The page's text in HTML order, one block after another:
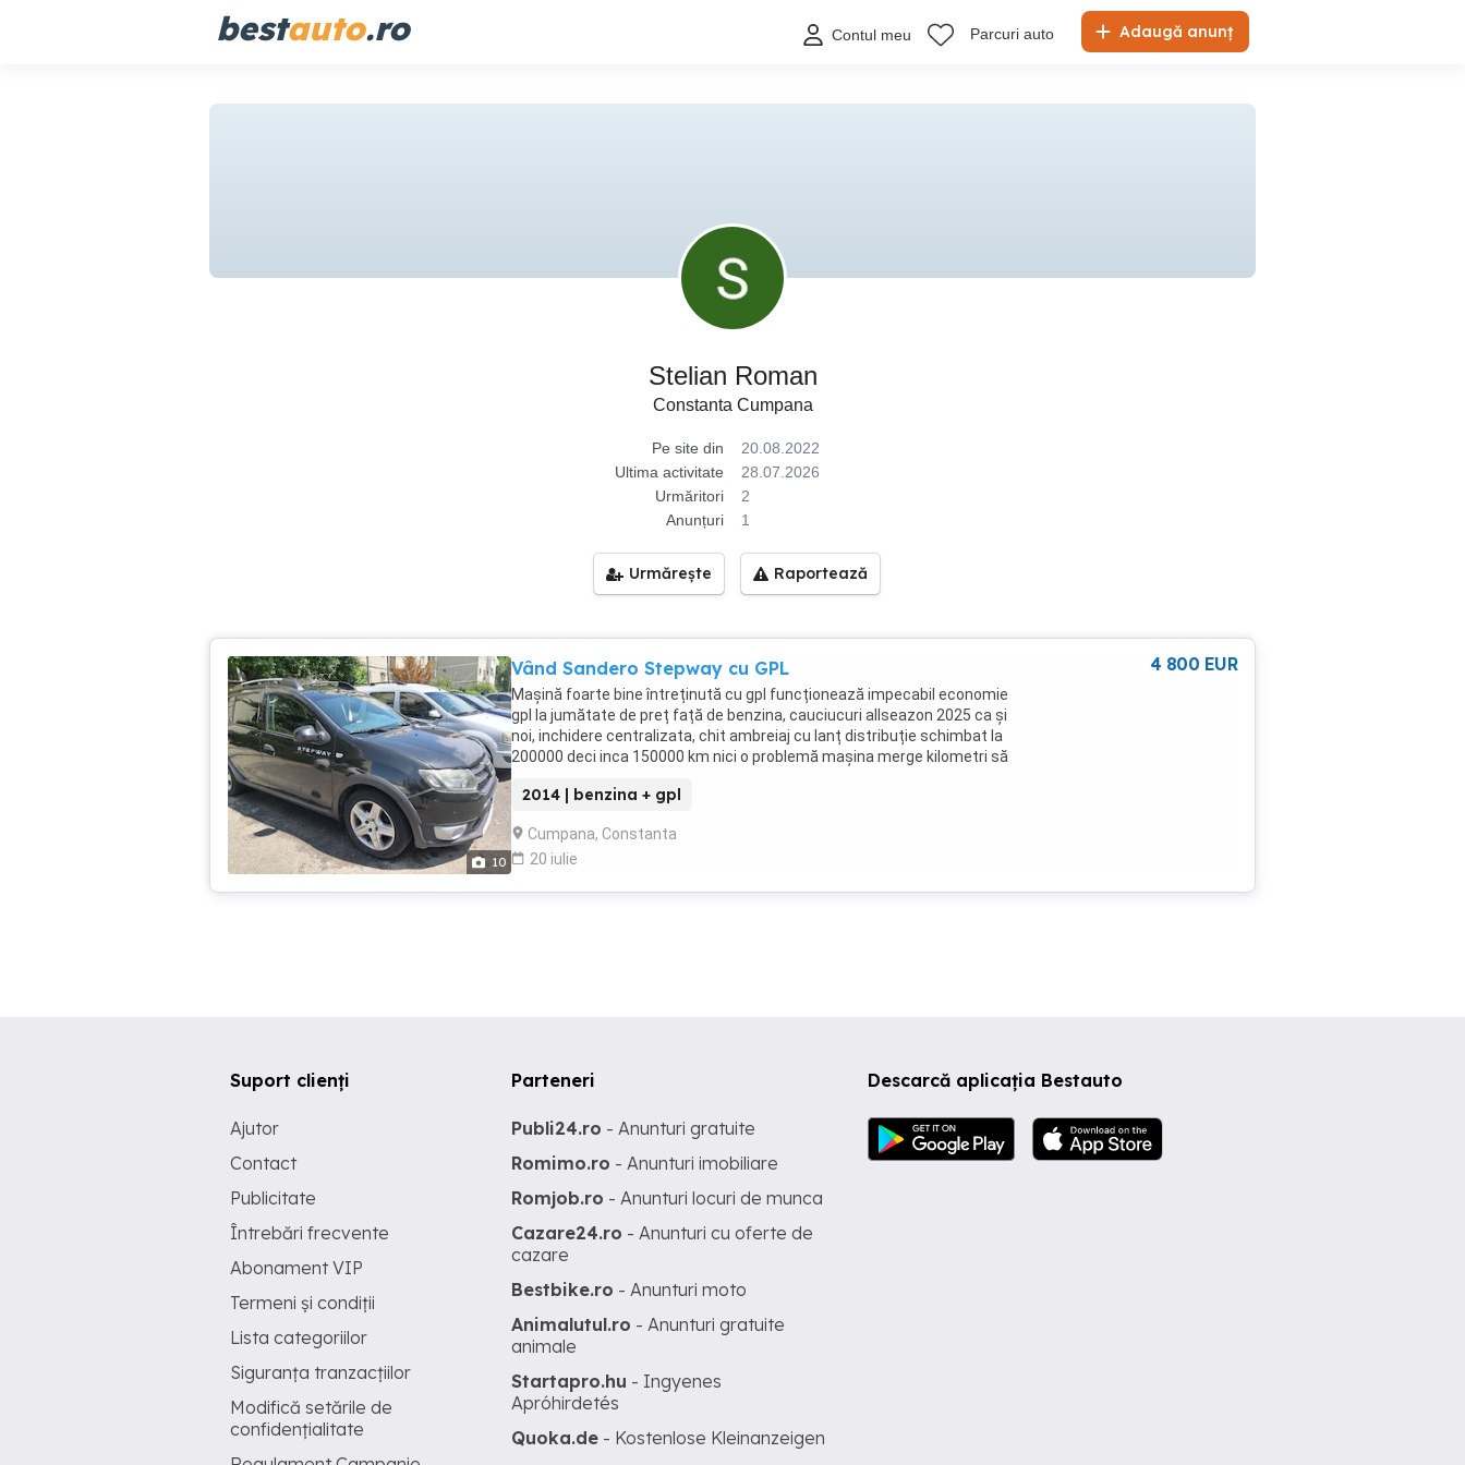
bestauto.ro Adaugă anunț
Contul meu Parcuri auto
Stelian Roman
Constanta Cumpana
Pe site din
20.08.2022
Ultima activitate
28.07.2026
Urmăritori
2
Anunțuri
1
Urmărește Raportează
10
Vând Sandero Stepway cu GPL
Mașină foarte bine întreținută cu gpl funcționează impecabil economie
gpl la jumătate de preț față de benzina, cauciucuri allseazon 2025 ca și
noi, inchidere centralizata, chit ambreiaj cu lanț distribuție schimbat la
200000 deci inca 150000 km nici o problemă mașina merge kilometri să
parcare, 220000 km reali, test și verificare unde vrea clientul dacă este
Cumpăra judetul Constanta. Prețul negociabil.
2014 | benzina + gpl
Cumpana, Constanta
20 iulie
4 800 EUR
Descarcă aplicația Bestauto
Suport clienți
Ajutor
Contact
Publicitate
Întrebări frecvente
Abonament VIP
Termeni și condiții
Lista categoriilor
Siguranța tranzacțiilor
Modifică setările de
confidențialitate
Parteneri
Publi24.ro - Anunturi gratuite
Romimo.ro - Anunturi imobiliare
Romjob.ro - Anunturi locuri de munca
Cazare24.ro - Anunturi cu oferte de
cazare
Bestbike.ro - Anunturi moto
Animalutul.ro - Anunturi gratuite
animale
Startapro.hu - Ingyenes
Apróhirdetés
Quoka.de - Kostenlose Kleinanzeigen